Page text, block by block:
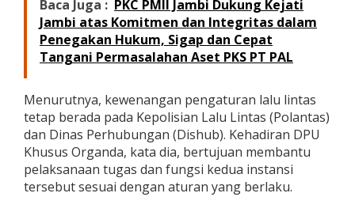
Baca Juga : PKC PMII Jambi Dukung Kejati
Jambi atas Komitmen dan Integritas dalam
Penegakan Hukum, Sigap dan Cepat
Tangani Permasalahan Aset PKS PT PAL
Menurutnya, kewenangan pengaturan lalu lintas
tetap berada pada Kepolisian Lalu Lintas (Polantas)
dan Dinas Perhubungan (Dishub). Kehadiran DPU
Khusus Organda, kata dia, bertujuan membantu
pelaksanaan tugas dan fungsi kedua instansi
tersebut sesuai dengan aturan yang berlaku.